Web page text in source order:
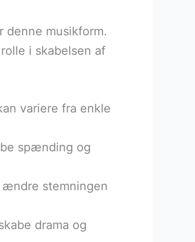
denne musikform.
i skabelsen af
variere fra enkle
spænding og
stemningen
drama og